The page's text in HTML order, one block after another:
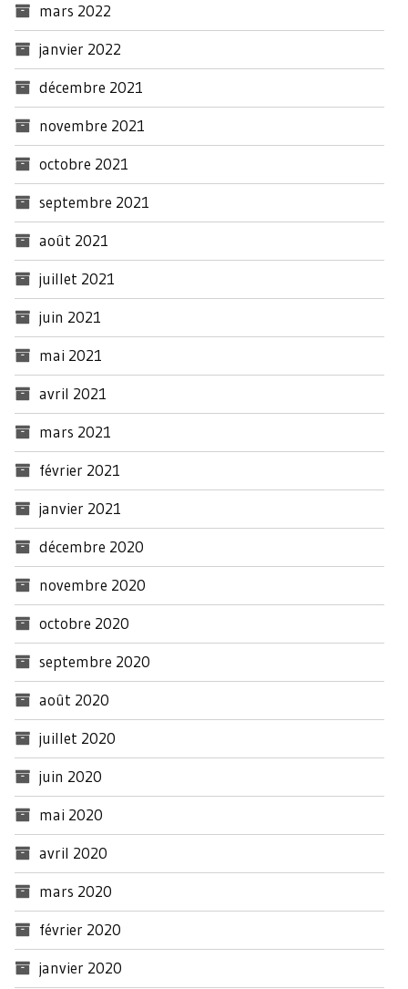
mars 2022
janvier 2022
décembre 2021
novembre 2021
octobre 2021
septembre 2021
août 2021
juillet 2021
juin 2021
mai 2021
avril 2021
mars 2021
février 2021
janvier 2021
décembre 2020
novembre 2020
octobre 2020
septembre 2020
août 2020
juillet 2020
juin 2020
mai 2020
avril 2020
mars 2020
février 2020
janvier 2020